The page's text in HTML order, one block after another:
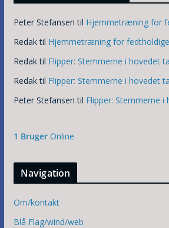
Peter Stefansen til Hjemmetræning for
Redaktil Hjemmetræning for
Redaktil Flipper: Stemmerne i hovedet
Redaktil Flipper: Stemmerne i hovedet
Peter Stefansen til Flipper: Stemmerne i
1 BrugerOnline
Navigation
Om/kontakt
Blå Flag/wind/web